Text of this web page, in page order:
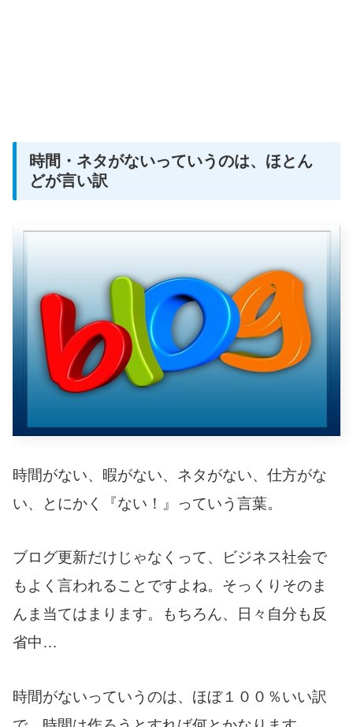
時間・ネタがないっていうのは、ほとん
どが言い訳
時間がない、暇がない、ネタがない、仕方がな
い、とにかく『ない！』っていう言葉。
ブログ更新だけじゃなくって、ビジネス社会で
もよく言われることですよね。そっくりそのま
んま当てはまります。もちろん、日々自分も反
省中…
時間がないっていうのは、ほぼ１００％いい訳